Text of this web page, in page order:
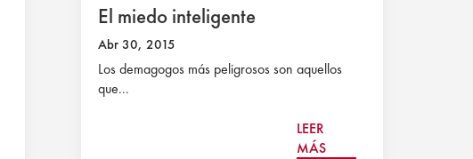
El miedo inteligente
Abr 30, 2015
Los demagogos más peligrosos son aquellos
que...
LEER
MÁS